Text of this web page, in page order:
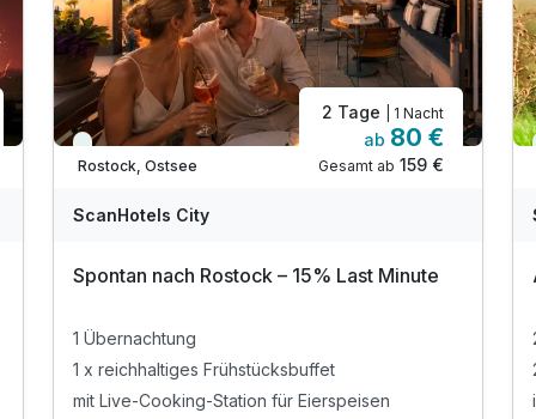
Immer verfügbar
Rostock, Ostsee
2 Tage | 1 Nacht
ab 80 €
Gesamt ab 159 €
ScanHotels City
Spontan nach Rostock – 15% Last Minute
1 Übernachtung
1 x reichhaltiges Frühstücksbuffet
mit Live-Cooking-Station für Eierspeisen